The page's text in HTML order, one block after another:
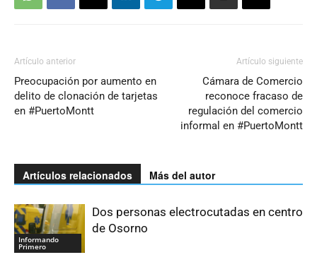
Artículo anterior
Preocupación por aumento en
delito de clonación de tarjetas
en #PuertoMontt
Artículo siguiente
Cámara de Comercio
reconoce fracaso de
regulación del comercio
informal en #PuertoMontt
Artículos relacionados Más del autor
Informando
Primero
Dos personas electrocutadas en centro
de Osorno